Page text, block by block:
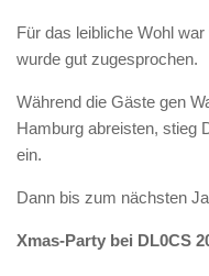
Für das leibliche Wohl
wurde gut zugesprochen.
Während die Gäste gen
Hamburg abreisten, stieg
ein.
Dann bis zum nächsten
Xmas-Party bei DL0CS